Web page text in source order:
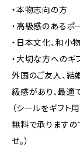
・本物志向の方
・高級感のあるポ
・日本文化、和小
・大切な方へのギ
外国のご友人、結
級感があり、最適で
（シールをギフト
無料で承りますの
せ。）